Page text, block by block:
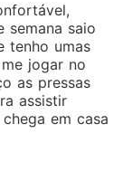
semana saio
tenho umas
jogar no
as pressas
assistir
em casa